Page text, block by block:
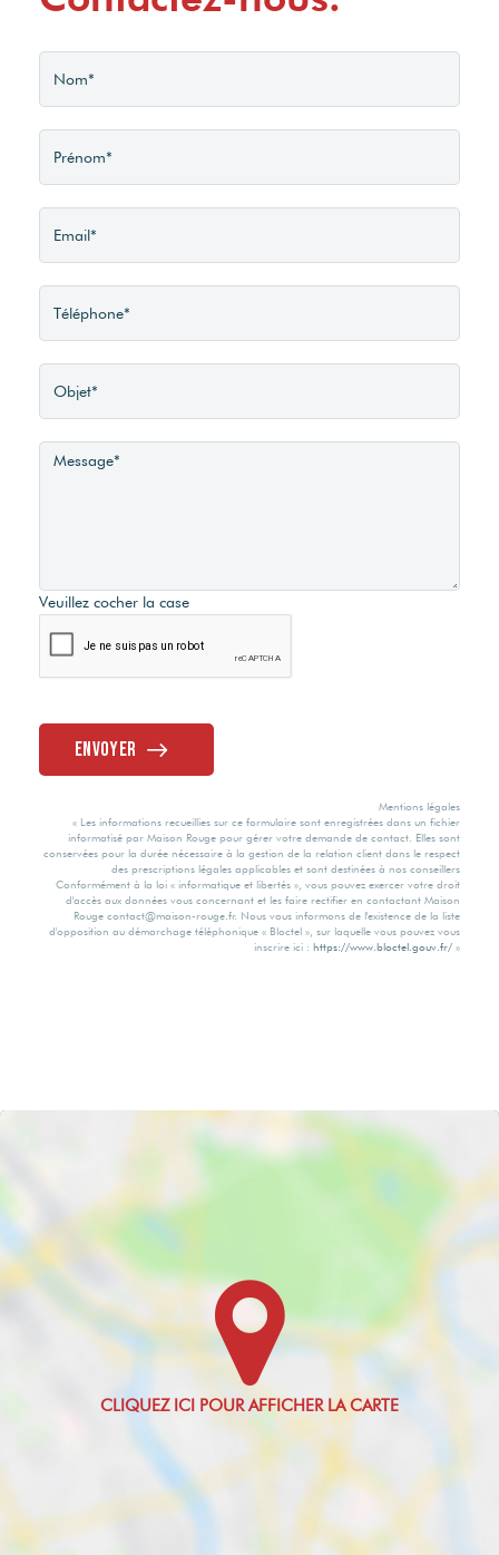
Veuillez cocher la case
Envoyer
Mentions légales
« Les informations recueillies sur ce formulaire sont enregistrées dans un fichier
informatisé par Maison Rouge pour gérer votre demande de contact. Elles sont
conservées pour la durée nécessaire à la gestion de la relation client dans le respect
des prescriptions légales applicables et sont destinées à nos conseillers
Conformément à la loi « informatique et libertés », vous pouvez exercer votre droit
d'accès aux données vous concernant et les faire rectifier en contactant Maison
Rouge contact@maison-rouge.fr. Nous vous informons de l'existence de la liste
d'opposition au démarchage téléphonique « Bloctel », sur laquelle vous pouvez vous
inscrire ici : https://www.bloctel.gouv.fr/ »